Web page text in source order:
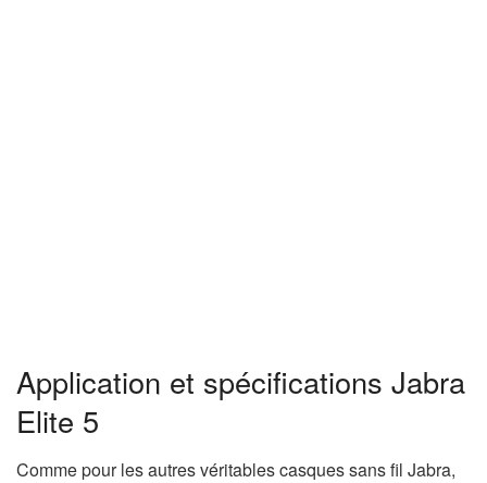
Application et spécifications Jabra
Elite 5
Comme pour les autres véritables casques sans fil Jabra,